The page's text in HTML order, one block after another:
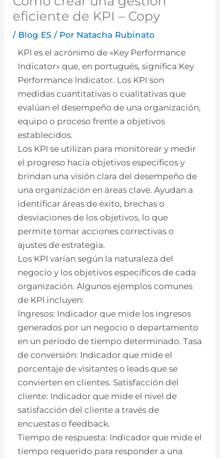
eficiente de KPI – Copy
/ Blog ES / Por Natacha Rubinato
KPI es el acrónimo de «Key Performance
Indicator» que, en portugués, significa Key
Performance Indicator. Los KPI son
medidas cuantitativas o cualitativas que
evalúan el desempeño de una organización,
equipo o proceso frente a objetivos
establecidos.
Los KPI se utilizan para monitorear y medir
el progreso hacia objetivos específicos y
brindan una visión clara del desempeño de
una organización en áreas clave. Ayudan a
identificar áreas de éxito, brechas o
desviaciones de los objetivos, lo que
permite tomar acciones correctivas o
ajustes de estrategia.
Los KPI varían según la naturaleza del
negocio y los objetivos específicos de cada
organización. Algunos ejemplos comunes
de KPI incluyen:
Ingresos: Indicador que mide los ingresos
generados por un negocio o departamento
en un período de tiempo determinado. Tasa
de conversión: Indicador que mide el
porcentaje de visitantes o leads que se
convierten en clientes. Satisfacción del
cliente: Indicador que mide el nivel de
satisfacción del cliente a través de
encuestas o feedback.
Tiempo de respuesta: Indicador que mide el
tiempo requerido para responder a una